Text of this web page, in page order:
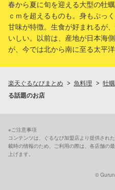
春から夏に旬を迎える大型の牡
ｃｍを超えるものも。身もぷっ
甘味が特徴。生食が好まれるが
いしい。以前は、産地が日本海
が、今では北から南に至る太平
楽天ぐるなびまとめ 魚料理 牡蠣
る話題のお店
※ご注意事項
コンテンツは、ぐるなび加盟店より提供され
載時の情報のため、ご利用の際は、各店舗の
上げます。
©